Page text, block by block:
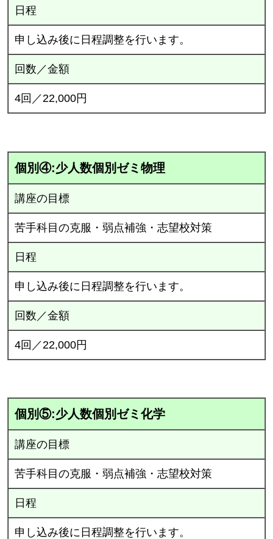
日程
申し込み後に日程調整を行います。
回数／金額
4回／22,000円
個別④:少人数個別ゼミ物理
講座の目標
苦手科目の克服・弱点補強・志望校対策
日程
申し込み後に日程調整を行います。
回数／金額
4回／22,000円
個別⑤:少人数個別ゼミ化学
講座の目標
苦手科目の克服・弱点補強・志望校対策
日程
申し込み後に日程調整を行います。